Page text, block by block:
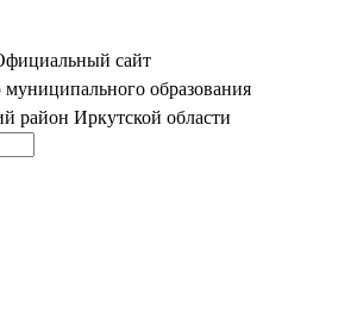
сайт
муниципального образования
район Иркутской области